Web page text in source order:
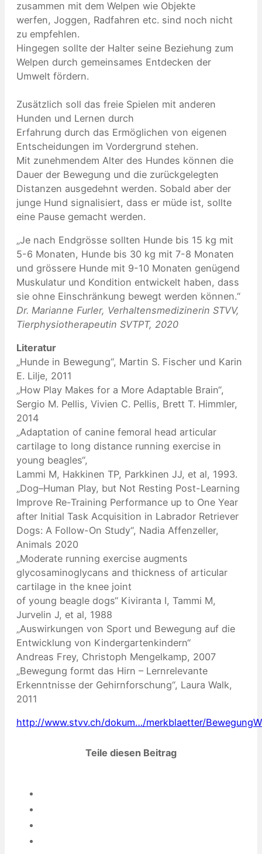
zusammen mit dem Welpen wie Objekte
werfen, Joggen, Radfahren etc. sind noch nicht
zu empfehlen.
Hingegen sollte der Halter seine Beziehung zum
Welpen durch gemeinsames Entdecken der
Umwelt fördern.
Zusätzlich soll das freie Spielen mit anderen
Hunden und Lernen durch
Erfahrung durch das Ermöglichen von eigenen
Entscheidungen im Vordergrund stehen.
Mit zunehmendem Alter des Hundes können die
Dauer der Bewegung und die zurückgelegten
Distanzen ausgedehnt werden. Sobald aber der
junge Hund signalisiert, dass er müde ist, sollte
eine Pause gemacht werden.
„Je nach Endgrösse sollten Hunde bis 15 kg mit
5-6 Monaten, Hunde bis 30 kg mit 7-8 Monaten
und grössere Hunde mit 9-10 Monaten genügend
Muskulatur und Kondition entwickelt haben, dass
sie ohne Einschränkung bewegt werden können.“
Dr. Marianne Furler, Verhaltensmedizinerin STVV,
Tierphysiotherapeutin SVTPT, 2020
Literatur
„Hunde in Bewegung“, Martin S. Fischer und Karin
E. Lilje, 2011
„How Play Makes for a More Adaptable Brain“,
Sergio M. Pellis, Vivien C. Pellis, Brett T. Himmler,
2014
„Adaptation of canine femoral head articular
cartilage to long distance running exercise in
young beagles“,
Lammi M, Hakkinen TP, Parkkinen JJ, et al, 1993.
„Dog–Human Play, but Not Resting Post-Learning
Improve Re-Training Performance up to One Year
after Initial Task Acquisition in Labrador Retriever
Dogs: A Follow-On Study“, Nadia Affenzeller,
Animals 2020
„Moderate running exercise augments
glycosaminoglycans and thickness of articular
cartilage in the knee joint
of young beagle dogs“ Kiviranta I, Tammi M,
Jurvelin J, et al, 1988
„Auswirkungen von Sport und Bewegung auf die
Entwicklung von Kindergartenkindern“
Andreas Frey, Christoph Mengelkamp, 2007
„Bewegung formt das Hirn – Lernrelevante
Erkenntnisse der Gehirnforschung“, Laura Walk,
2011
http://www.stvv.ch/dokum…/merkblaetter/
Teile diesen Beitrag